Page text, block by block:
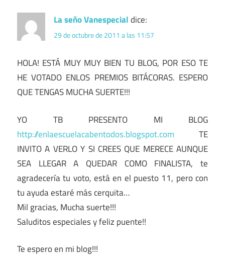
La seño Vanespecialdice:
29 de octubre de 2011 a las 11:57
HOLA! ESTÁ MUY MUY BIEN TU BLOG, POR ESO TE
HE VOTADO ENLOS PREMIOS BITÁCORAS. ESPERO
QUE TENGAS MUCHA SUERTE!!!
YO TB PRESENTO MI BLOG
http://enlaescuelacabentodos.blogspot.com TE
INVITO A VERLO Y SI CREES QUE MERECE AUNQUE
SEA LLEGAR A QUEDAR COMO FINALISTA, te
agradecería tu voto, está en el puesto 11, pero con
tu ayuda estaré más cerquita…
Mil gracias, Mucha suerte!!!
Saluditos especiales y feliz puente!!
Te espero en mi blog!!!